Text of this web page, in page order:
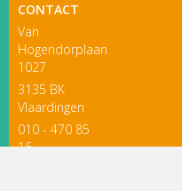
CONTACT
Van
Hogendorplaan
1027
3135 BK
Vlaardingen
010 - 470 85
16